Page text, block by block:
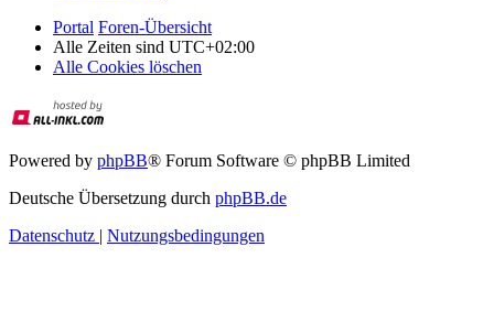
Portal Foren-Übersicht
Alle Zeiten sind UTC+02:00
Alle Cookies löschen
Powered by phpBB® Forum Software © phpBB Limited
Deutsche Übersetzung durch phpBB.de
Datenschutz | Nutzungsbedingungen